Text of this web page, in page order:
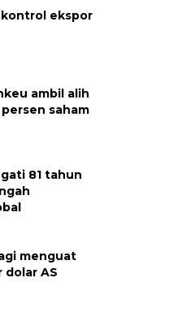
ekspor
ambil alih
saham
81 tahun
menguat
dolar AS